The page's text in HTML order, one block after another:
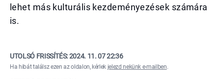
lehet más kulturális kezdeményezések számára
is.
UTOLSÓ FRISSÍTÉS:2024. 11. 07 22:36
Ha hibát találsz ezen az oldalon, kérlek jelezd nekünk e-mailben.